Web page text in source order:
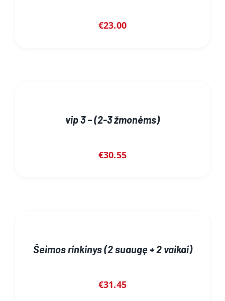
€23.00
vip 3 – (2-3 žmonėms)
€30.55
Šeimos rinkinys (2 suaugę + 2 vaikai)
€31.45